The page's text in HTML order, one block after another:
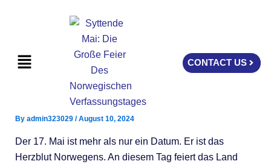
Menu CONTACT US
By admin323029 /August 10, 2024
Der 17. Mai ist mehr als nur ein Datum. Er ist das
Herzblut Norwegens. An diesem Tag feiert das Land